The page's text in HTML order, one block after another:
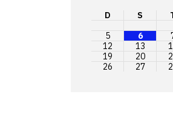
D S
5
6
12
13
19
20
26
27